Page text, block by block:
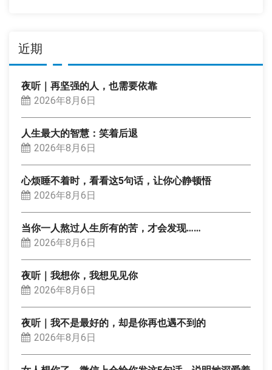
近期
夜听｜再坚强的人，也需要依靠
2026年8月6日
人生最大的智慧：笑着后退
2026年8月6日
心烦睡不着时，看看这5句话，让你心静顿悟
2026年8月6日
当你一人熬过人生所有的苦，才会发现……
2026年8月6日
夜听｜我想你，我想见见你
2026年8月6日
夜听｜我不是最好的，却是你再也遇不到的
2026年8月6日